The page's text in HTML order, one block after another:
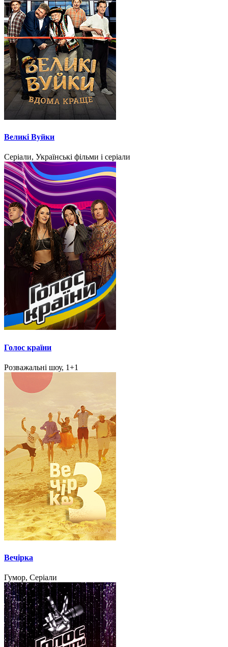
Великі Вуйки
Серіали, Українські фільми і серіали
Голос країни
Розважальні шоу, 1+1
Вечірка
Гумор, Серіали